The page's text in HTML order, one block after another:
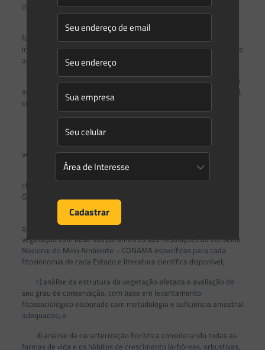
dos sistemas de referência SIRGAS 2000;
2. adoção de arquivos vetoriais e matriciais digitais em
formato ou extensão em aberto, de modo a possibilitar
interoperabilidade de todos os dados entre diferentes softwares e
aplicativos de geoprocessamento;
3. arquivos vetoriais elaborados em escala nominal adequada
ao empreendimento, não inferior a 1:5000 (para geração de dado),
com verificações de topologia e hidrografia.
4. Parecer conclusivo do órgão ambiental licenciador sobre:
4.1. a caracterização da flora da área objeto da supressão de
vegetação, contendo, no mínimo, as seguintes informações:
a) análise das fitofisionomias com base no sistema de
classificação mais recente adotado pelo Instituto Brasileiro de
Geografia e Estatística – IBGE;
b) análise do estágio sucessional por meio de avaliação
qualitativa dos remanescentes afetados pela supressão de
vegetação com base nos parâmetros das Resoluções do Conselho
Nacional do Meio Ambiente – CONAMA específicas para cada
fitosionomia de cada Estado e literatura científica disponível;
c) análise da estrutura da vegetação afetada e avaliação de
seu grau de conservação, com base em levantamento
fitossociológico elaborado com metodologia e suficiência amostral
adequadas; e
d) análise da caracterização florística considerando todas as
formas de vida e os hábitos de crescimento (arbóreas, arbustivas,